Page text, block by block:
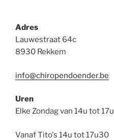
Adres
Lauwestraat 64c
8930 Rekkem
info@chiropendoender.be
Uren
Elke Zondag van 14u tot 17u
Vanaf Tito's 14u tot 17u30